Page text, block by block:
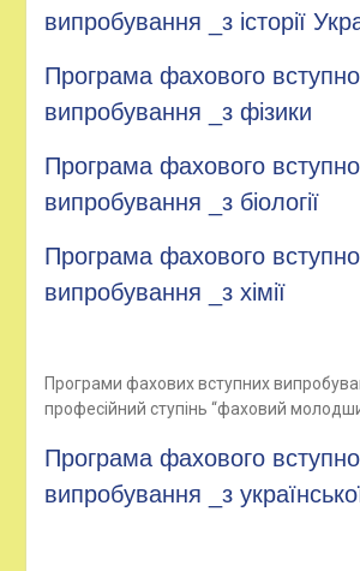
випробування _з історії
Програма фахового
випробування _з фізики
Програма фахового
випробування _з біології
Програма фахового
випробування _з хімії
Програми фахових вступних
професійний ступінь “фаховий
Програма фахового
випробування _з